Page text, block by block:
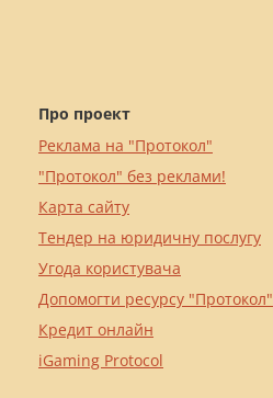
Про проект
Реклама на "Протокол"
"Протокол" без реклами!
Карта сайту
Тендер на юридичну послугу
Угода користувача
Допомогти ресурсу "Протокол"
Кредит онлайн
iGaming Protocol